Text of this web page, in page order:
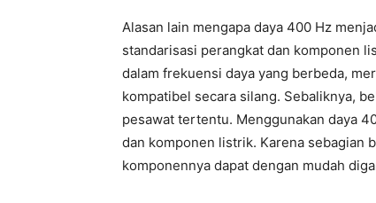
Alasan lain mengapa daya 400 Hz
standarisasi perangkat dan komponen
dalam frekuensi daya yang berbeda,
kompatibel secara silang. Sebaliknya,
pesawat tertentu. Menggunakan daya
dan komponen listrik. Karena sebagian
komponennya dapat dengan mudah